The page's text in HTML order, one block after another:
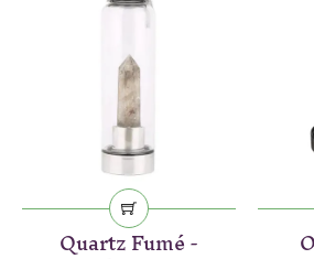
Quartz Fumé -